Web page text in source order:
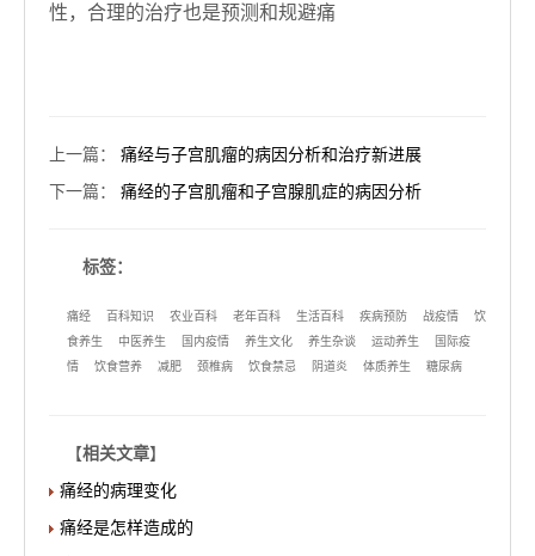
性，合理的治疗也是预测和规避痛
上一篇： 痛经与子宫肌瘤的病因分析和治疗新进展
下一篇： 痛经的子宫肌瘤和子宫腺肌症的病因分析
标签：
痛经 百科知识 农业百科 老年百科 生活百科 疾病预防 战疫情
饮
食养生
中医养生 国内疫情 养生文化 养生杂谈 运动养生
国际疫
情
饮食营养 减肥 颈椎病 饮食禁忌 阴道炎 体质养生 糖尿病
【相关文章】
痛经的病理变化
痛经是怎样造成的